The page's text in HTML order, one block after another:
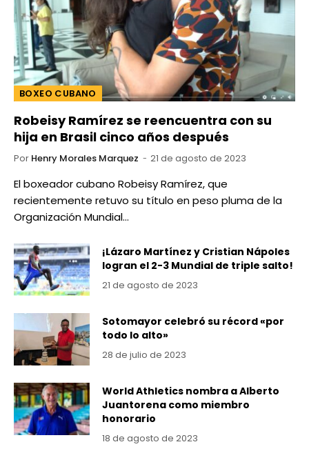
BOXEO CUBANO
Robeisy Ramírez se reencuentra con su
hija en Brasil cinco años después
Por Henry Morales Marquez 21 de agosto de 2023
El boxeador cubano Robeisy Ramírez, que
recientemente retuvo su título en peso pluma de la
Organización Mundial…
¡Lázaro Martínez y Cristian Nápoles
logran el 2-3 Mundial de triple salto!
21 de agosto de 2023
Sotomayor celebró su récord «por
todo lo alto»
28 de julio de 2023
World Athletics nombra a Alberto
Juantorena como miembro
honorario
18 de agosto de 2023